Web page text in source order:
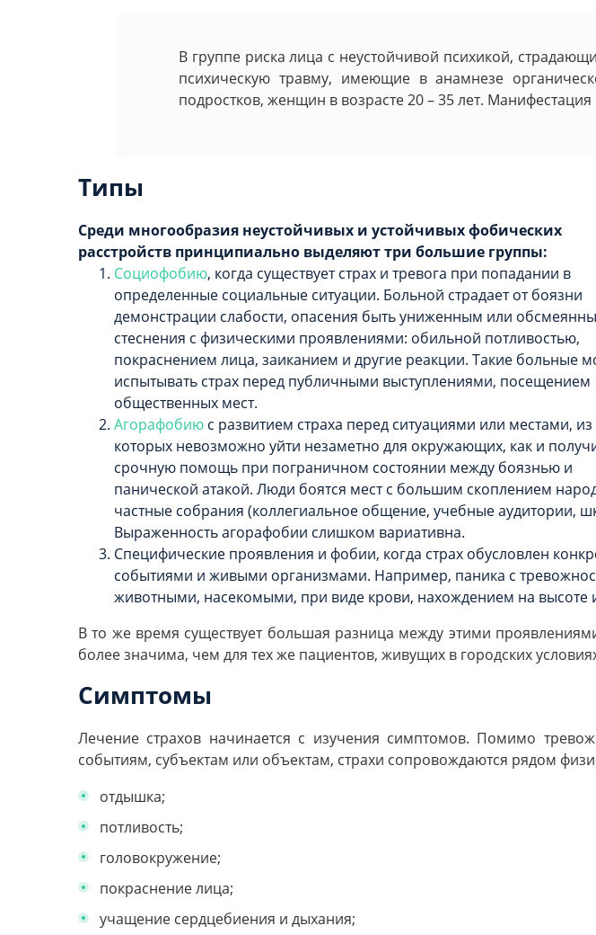
В группе риска лица с неустойчивой психикой,
психическую травму, имеющие в анамнезе
подростков, женщин в возрасте 20 – 35 лет.
Типы
Среди многообразия неустойчивых и устойчивых фобических
расстройств принципиально выделяют три большие группы:
Социофобию, когда существует страх и тревога при попадании в
определенные социальные ситуации. Больной страдает от боязни
демонстрации слабости, опасения быть униженным или
стеснения с физическими проявлениями: обильной потливостью,
покраснением лица, заиканием и другие реакции. Такие больные
испытывать страх перед публичными выступлениями, посещением
общественных мест.
Агорафобию с развитием страха перед ситуациями или местами, из
которых невозможно уйти незаметно для окружающих, как и
срочную помощь при пограничном состоянии между боязнью и
панической атакой. Люди боятся мест с большим скоплением
частные собрания (коллегиальное общение, учебные аудитории,
Выраженность агорафобии слишком вариативна.
Специфические проявления и фобии, когда страх обусловлен
событиями и живыми организмами. Например, паника с
животными, насекомыми, при виде крови, нахождением на
В то же время существует большая разница между этими
более значима, чем для тех же пациентов, живущих в городских
Симптомы
Лечение страхов начинается с изучения симптомов. Помимо
событиям, субъектам или объектам, страхи сопровождаются рядом
отдышка;
потливость;
головокружение;
покраснение лица;
учащение сердцебиения и дыхания;